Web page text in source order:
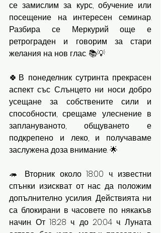
се замислим за курс, обучение или
посещение на интересен семинар.
Разбира се Меркурий още е
ретрограден и говорим за стари
желания на нов глас. 📚💡
🍀В понеделник сутринта прекрасен
аспект със Слънцето ни носи добро
усещане за собствените сили и
способности, срещаме улеснение в
заплануваното, общуването е
подкрепено и леко, и получаваме
заслужена доза внимание. 🌟
🦔 Вторник около 18:00 ч. известни
спънки изискват от нас да положим
допълнително усилия. Действията ни
са блокирани в часовете по някакъв
начин. От 18:28 ч. до 20:04 ч. Луната